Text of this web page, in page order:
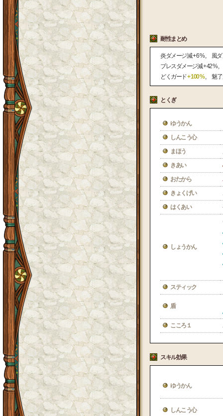
耐性まとめ
炎ダメージ減+ 6 %
風
ブレスダメージ減+ 42 %
どくガード+ 100 % 魅
とくぎ
ゆうかん
しんこう心
まほう
きあい
おたから
きょくげい
はくあい
しょうかん
スティック
盾
こころ１
スキル効果
ゆうかん
しんこう心